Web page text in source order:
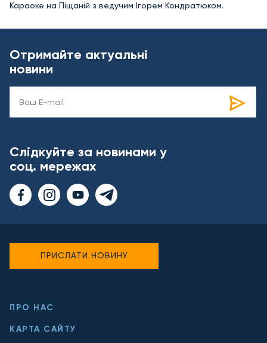
Караоке на Піщаній з ведучим Ігорем Кондратюком.
Отримайте актуальні
новини
Слідкуйте за новинами у
соц. мережах
ПРО НАС
КАРТА САЙТУ
ПРИСЛАТИ НОВИНУ